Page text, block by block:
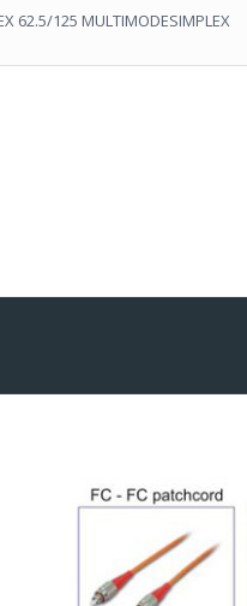
62.5/125 MULTIMODESIMPLEX